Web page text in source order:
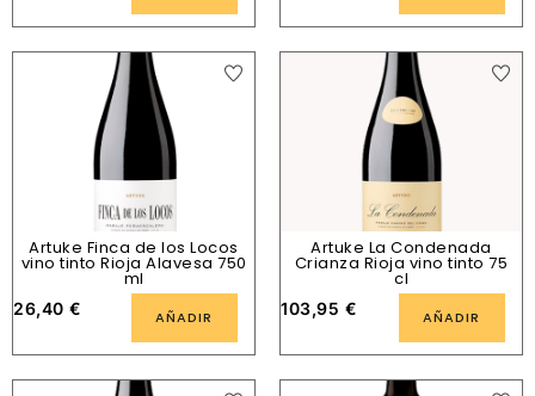
Artuke Finca de los Locos
vino tinto Rioja Alavesa 750
ml
26,40 € AÑADIR
Artuke La Condenada
Crianza Rioja vino tinto 75
cl
103,95 € AÑADIR